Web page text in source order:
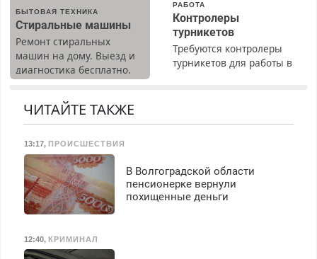
БЫТОВАЯ ТЕХНИКА
Стиральные машины
Ремонт стиральных
машин на дому. Выезд и
диагностика бесплатно.
РАБОТА
Контролеры
турникетов
Требуются контролеры
турникетов для работы в
Ежемесячно
выплачивается денежная
премия. Возможно
ЧИТАЙТЕ ТАКЖЕ
13:17, ПРОИСШЕСТВИЯ
В Волгоградской области
пенсионерке вернули
похищенные деньги
12:40, КРИМИНАЛ